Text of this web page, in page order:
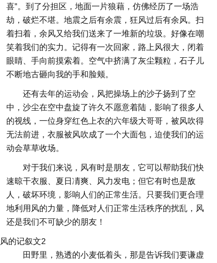
喜”。到了分担区，地面一片狼藉，仿佛经历了一场浩
劫，破烂不堪。地震之后有余震，狂风过后有余风。扫
着扫着，余风又给我们送来了一堆新的垃圾。好像在嘲
笑着我们的实力。记得有一次回家，路上风很大，闭着
眼睛、手向前摸索着。空气中挤满了灰尘颗粒，石子儿
不断地古砸向我的手和脸颊。
还有去年的运动会，风把操场上的沙子扬到了空
中，沙尘在空中盘旋了许久不愿意着陆，影响了很多人
的视线，一位身穿红色上衣的六年级大哥哥，被风吹得
无法前进，衣服被风吹成了一个大面包，迫使我们的运
动会草草收场。
对于我们来说，风有时是朋友，它可以帮助我们快
速晾干衣服、夏日凊爽、风力发电；但它有时也是敌
人，破坏环境，影响人们的正常生活。只要我们更合理
地利用风的力量，降低对人们正常生活秩序的扰乱，风
还是我们不可缺少的朋友！
风的记叙文2
田野里，熟透的小麦低着头，那是告诉我们要谦虚